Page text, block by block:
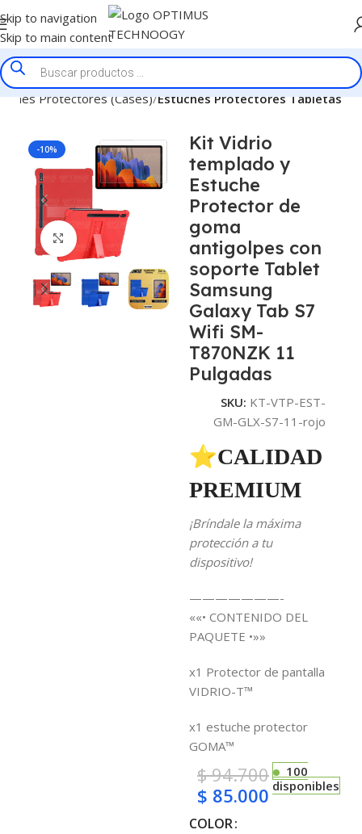
Skip to navigation
Skip to main content
Protectores (Cases) Estuches Protectores Tabletas
-10%
Click to enlarge
Kit Vidrio
templado y
Estuche
Protector de
goma
antigolpes con
soporte Tablet
Samsung
Galaxy Tab S7
Wifi SM-
T870NZK 11
Pulgadas
SKU: KT-VTP-EST-
GM-GLX-S7-11-rojo
⭐CALIDAD
PREMIUM
¡Bríndale la máxima
protección a tu
dispositivo!
———————-
««• CONTENIDO DEL
PAQUETE •»»
x1 Protector de pantalla
VIDRIO-T™
x1 estuche protector
GOMA™
$94.700
$ 85.000
100
disponibles
COLOR